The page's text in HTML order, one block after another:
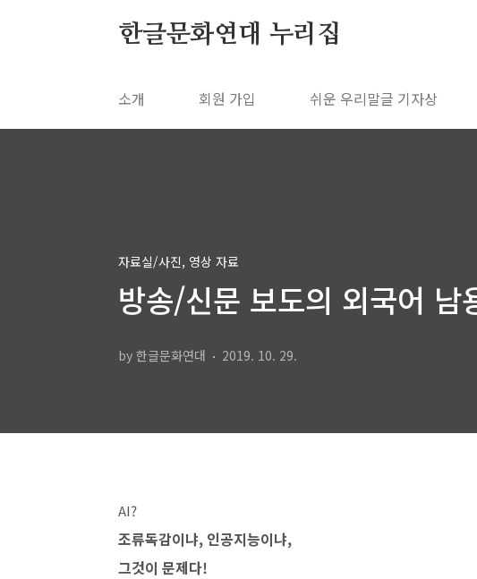
한글문화연대 누리집
소개 회원 가입 쉬운 우리말글 기자상
자료실/사진, 영상 자료
방송/신문 보도의 외국어
by 한글문화연대 2019. 10. 29.
AI?
조류독감이냐, 인공지능이냐,
그것이 문제다!